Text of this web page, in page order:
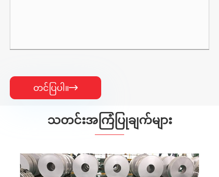
တင်ပြပါ။
သတင်းအကြံပြုချက်များ